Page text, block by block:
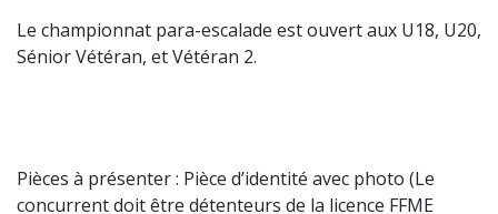
Le championnat para-escalade est ouvert aux U18, U20,
Sénior Vétéran, et Vétéran 2.
Pièces à présenter : Pièce d’identité avec photo (Le
concurrent doit être détenteurs de la licence FFME